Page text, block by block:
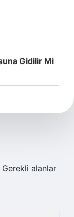
Gidilir Mi
Gerekli alanlar